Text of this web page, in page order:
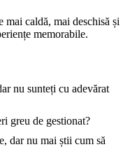
caldă, mai deschisă și
memorabile.
nu sunteți cu adevărat
greu de gestionat?
dar nu mai știi cum să